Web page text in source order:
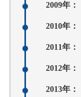
2009年：
2010年：
2011年：
2012年：
2013年：